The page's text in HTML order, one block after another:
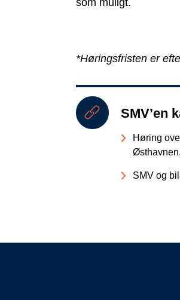
*Høringsfristen er
SMV’en
Høring
SMV og